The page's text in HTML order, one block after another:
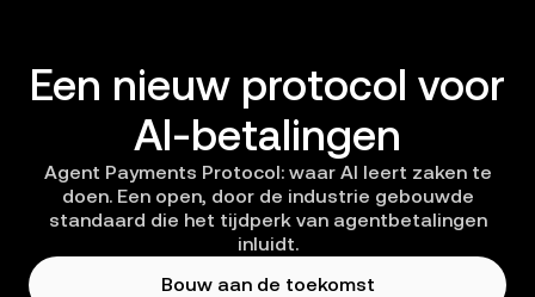
Een nieuw protocol voor
AI-betalingen
Agent Payments Protocol: waar AI leert zaken te
doen. Een open, door de industrie gebouwde
standaard die het tijdperk van agentbetalingen
inluidt.
Bouw aan de toekomst